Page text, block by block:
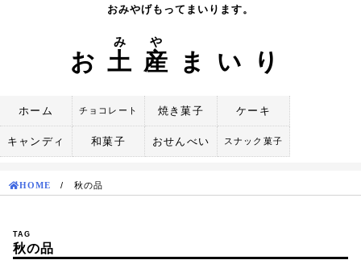
おみやげもってまいります。
お 土
み
産
や
まいり
ホーム チョコレート 焼き菓子 ケーキ
キャンディ 和菓子 おせんべい スナック菓子
HOME / 秋の品
TAG
秋の品